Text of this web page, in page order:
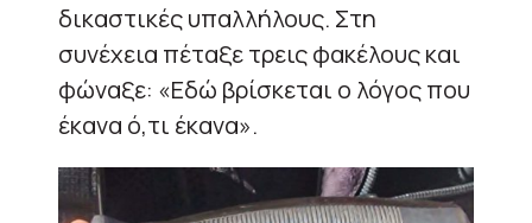
δικαστικές υπαλλήλους. Στη
συνέχεια πέταξε τρεις φακέλους και
φώναξε: «Εδώ βρίσκεται ο λόγος που
έκανα ό,τι έκανα».